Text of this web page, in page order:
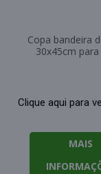
Copa bandeira
30x45cm
Clique aqui para
MAIS